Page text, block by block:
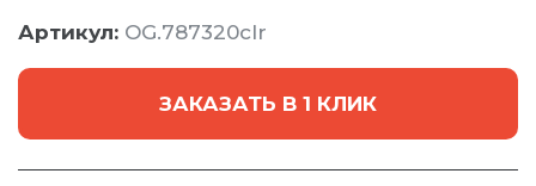
Артикул: OG.787320clr
ЗАКАЗАТЬ В 1 КЛИК